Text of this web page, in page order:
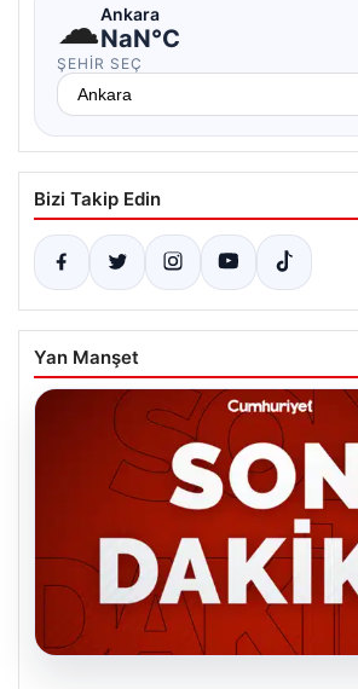
☁Ankara
NaN°C
ŞEHIR SEÇ
Bizi Takip Edin
Yan Manşet